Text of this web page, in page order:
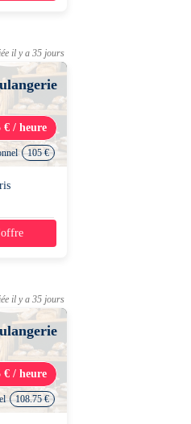
il y a 35 jours
€ / heure
105 €
il y a 35 jours
€ / heure
108.75 €